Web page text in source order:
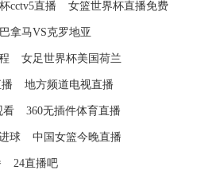
cctv5直播 女篮世界杯直播免费
巴拿马VS克罗地亚
女足世界杯美国荷兰
地方频道电视直播
看 360无插件体育直播
球 中国女篮今晚直播
24直播吧